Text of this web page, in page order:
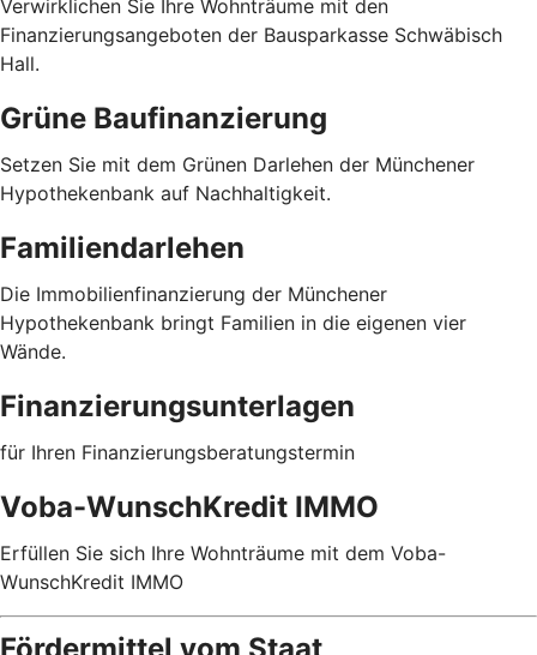
Verwirklichen Sie Ihre Wohnträume mit den
Finanzierungsangeboten der Bausparkasse Schwäbisch
Hall.
Grüne Baufinanzierung
Setzen Sie mit dem Grünen Darlehen der Münchener
Hypothekenbank auf Nachhaltigkeit.
Familiendarlehen
Die Immobilienfinanzierung der Münchener
Hypothekenbank bringt Familien in die eigenen vier
Wände.
Finanzierungsunterlagen
für Ihren Finanzierungsberatungstermin
Voba-WunschKredit IMMO
Erfüllen Sie sich Ihre Wohnträume mit dem Voba-
WunschKredit IMMO
Fördermittel vom Staat